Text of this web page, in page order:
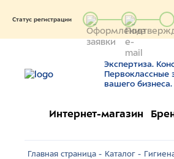
Статус регистрации
Экспертиза.
Первоклассные
вашего
Интернет-магазин
Главная страница - Каталог -